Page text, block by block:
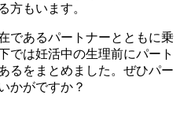
方もいます。
であるパートナーとともに乗
では妊活中の生理前にパート
るをまとめました。ぜひパー
かがですか？